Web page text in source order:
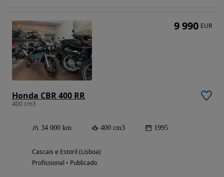
Honda CBR 400 RR
400 cm3
34 000 km 400 cm3 1995
Cascais e Estoril (Lisboa)
Profissional • Publicado
9 990 EUR